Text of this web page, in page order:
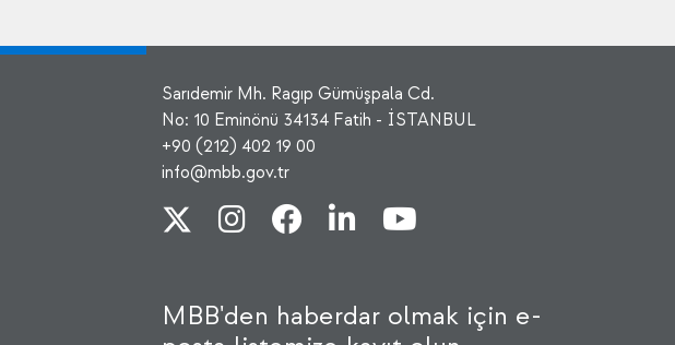
Sarıdemir Mh. Ragıp Gümüşpala Cd.
No: 10 Eminönü 34134 Fatih - İSTANBUL
+90 (212) 402 19 00
info@mbb.gov.tr
MBB'den haberdar olmak için e-